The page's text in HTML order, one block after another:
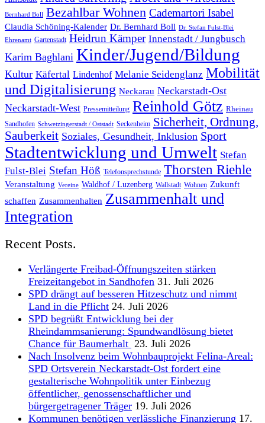
Bernhard Boll Bezahlbar Wohnen Cademartori Isabel
Claudia Schöning-Kalender Dr. Bernhard Boll Dr. Stefan Fulst-Blei
Ehrenamt Gartenstadt Heidrun Kämper Innenstadt / Jungbusch
Karim Baghlani Kinder/Jugend/Bildung
Kultur Käfertal Lindenhof Melanie Seidenglanz Mobilität
und Digitalisierung Neckarau Neckarstadt-Ost
Neckarstadt-West Pressemitteilung Reinhold Götz Rheinau
Sandhofen Schwetzingerstadt / Oststadt Seckenheim Sicherheit, Ordnung,
Sauberkeit Soziales, Gesundheit, Inklusion Sport
Stadtentwicklung und Umwelt Stefan
Fulst-Blei Stefan Höß Telefonsprechstunde Thorsten Riehle
Veranstaltung Vereine Waldhof / Luzenberg Wallstadt Wohnen Zukunft
schaffen Zusammenhalten Zusammenhalt und
Integration
Recent Posts.
Verlängerte Freibad-Öffnungszeiten stärken
Freizeitangebot in Sandhofen 31. Juli 2026
SPD drängt auf besseren Hitzeschutz und nimmt
Land in die Pflicht 24. Juli 2026
SPD begrüßt Entwicklung bei der
Rheindammsanierung: Spundwandlösung bietet
Chance für Baumerhalt 23. Juli 2026
Nach Insolvenz beim Wohnbauprojekt Felina-Areal:
SPD Ortsverein Neckarstadt-Ost fordert eine
gestalterische Wohnpolitik unter Einbezug
öffentlicher, genossenschaftlicher und
bürgergetragener Träger 19. Juli 2026
Kommunen benötigen verlässliche Finanzierung 17.